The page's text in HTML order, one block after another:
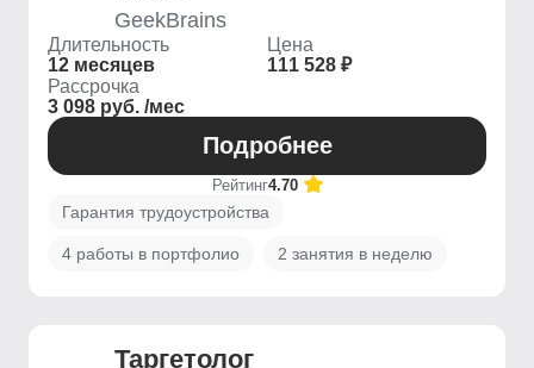
GeekBrains
Длительность
12 месяцев
Цена
111 528 ₽
Рассрочка
3 098 руб. /мес
Подробнее
Рейтинг4.70
Гарантия трудоустройства
4 работы в портфолио 2 занятия в неделю
Таргетолог